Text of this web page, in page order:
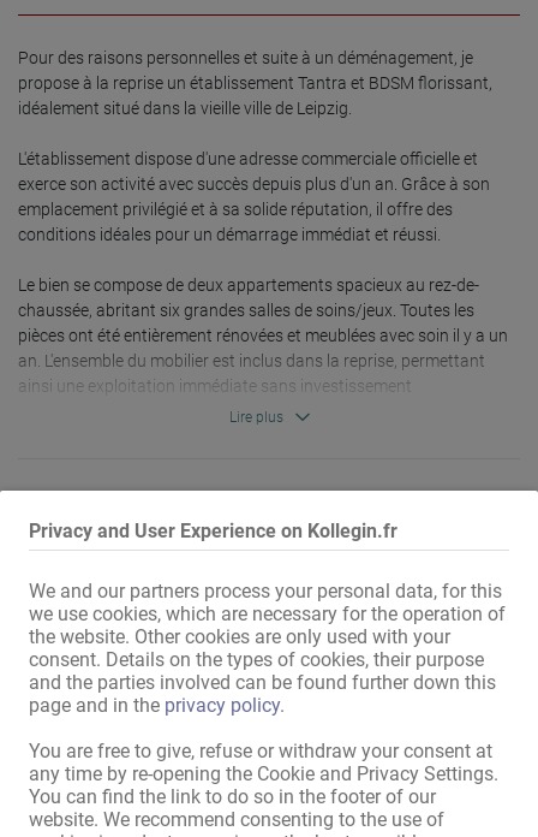
Privacy and User Experience on Kollegin.fr
We and our partners process your personal data, for this
we use cookies, which are necessary for the operation of
the website. Other cookies are only used with your
consent. Details on the types of cookies, their purpose
and the parties involved can be found further down this
page and in the privacy policy.
You are free to give, refuse or withdraw your consent at
any time by re-opening the Cookie and Privacy Settings.
You can find the link to do so in the footer of our
website. We recommend consenting to the use of
Pour des raisons personnelles et suite à un déménagement, je
propose à la reprise un établissement Tantra et BDSM florissant,
idéalement situé dans la vieille ville de Leipzig.
L'établissement dispose d'une adresse commerciale officielle et
exerce son activité avec succès depuis plus d'un an. Grâce à son
emplacement privilégié et à sa solide réputation, il offre des
conditions idéales pour un démarrage immédiat et réussi.
Le bien se compose de deux appartements spacieux au rez-de-
chaussée, abritant six grandes salles de soins/jeux. Toutes les
pièces ont été entièrement rénovées et meublées avec soin il y a un
an. L'ensemble du mobilier est inclus dans la reprise, permettant
ainsi une exploitation immédiate sans investissement
✔ Emplacement privilégié dans la vieille ville de Leipzig
spacieuses
✔ Mobilier haut de gamme et complet
✔ Rénovation complète il y a un an
✔ Établissement établi avec une clientèle et une réputation établies
✔ Reprise immédiate possible
Cette cession est uniquement due à mon déménagement.
Je recherche une personne de confiance et digne de confiance pour
Lire plus
CONSEIL DE LA VILLE